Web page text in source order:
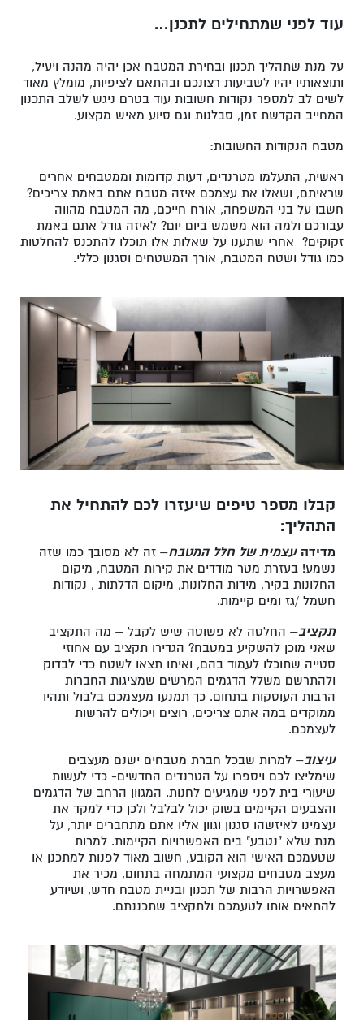
עוד לפני שמתחילים לתכנן…
על מנת שתהליך תכנון ובחירת המטבח אכן יהיה מהנה ויעיל,
ותוצאותיו יהיו לשביעות רצונכם ובהתאם לציפיות, מומלץ מאוד
לשים לב למספר נקודות חשובות עוד בטרם ניגש לשלב התכנון
המחייב הקדשת זמן, סבלנות וגם סיוע מאיש מקצוע.
מטבח הנקודות החשובות:
ראשית, התעלמו מטרנדים, דעות קדומות וממטבחים אחרים
שראיתם, ושאלו את עצמכם איזה מטבח אתם באמת צריכים?
חשבו על בני המשפחה, אורח חייכם, מה המטבח מהווה
עבורכם ולמה הוא משמש ביום יום? לאיזה גודל אתם באמת
זקוקים? אחרי שתענו על שאלות אלו תוכלו להתכנס להחלטות
כמו גודל ושטח המטבח, אורך המשטחים וסגנון כללי.
קבלו מספר טיפים שיעזרו לכם להתחיל את
התהליך:
מדידה עצמית של חלל המטבח– זה לא מסובך כמו שזה
נשמע! בעזרת מטר מודדים את קירות המטבח, מיקום
החלונות בקיר, מידות החלונות, מיקום הדלתות , נקודות
חשמל /גז ומים קיימות.
תקציב– החלטה לא פשוטה שיש לקבל – מה התקציב
שאני מוכן להשקיע במטבח? הגדירו תקציב עם אחוזי
סטייה שתוכלו לעמוד בהם, ואיתו תצאו לשטח כדי לבדוק
ולהתרשם משלל הדגמים המרשים שמציגות החברות
הרבות העוסקות בתחום. כך תמנעו מעצמכם בלבול ותהיו
ממוקדים במה אתם צריכים, רוצים ויכולים להרשות
לעצמכם.
עיצוב– למרות שבכל חברת מטבחים ישנם מעצבים
שימליצו לכם ויספרו על הטרנדים החדשים- כדי לעשות
שיעורי בית לפני שמגיעים לחנות. המגוון הרחב של הדגמים
והצבעים הקיימים בשוק יכול לבלבל ולכן כדי למקד את
עצמינו לאיזשהו סגנון וגוון אליו אתם מתחברים יותר, על
מנת שלא "נטבע" בים האפשרויות הקיימות. למרות
שטעמכם האישי הוא הקובע, חשוב מאוד לפנות למתכנן או
מעצב מטבחים מקצועי המתמחה בתחום, מכיר את
האפשרויות הרבות של תכנון ובניית מטבח חדש, ושיודע
להתאים אותו לטעמכם ולתקציב שתכננתם.